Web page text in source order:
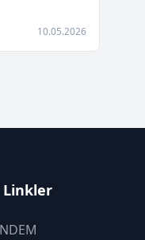
10.05.2026
Linkler